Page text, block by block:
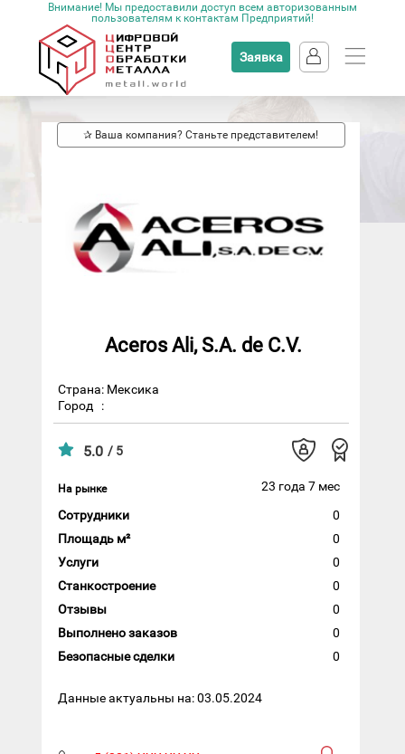
Внимание! Мы предоставили доступ всем авторизованным
пользователям к контактам Предприятий!
Заявка
✰ Ваша компания? Станьте представителем!
Aceros Ali, S.A. de C.V.
Страна: Мексика
Город
:
5.0 / 5
На рынке
23 года 7 мес
Сотрудники
0
Площадь м²
0
Услуги
0
Станкостроение
0
Отзывы
0
Выполнено заказов
0
Безопасные сделки
0
Данные актуальны на: 03.05.2024